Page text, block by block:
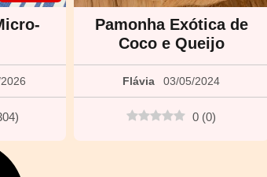
)
Pamonha Exótica de
Coco e Queijo
Flávia 03/05/2024
0 (0)